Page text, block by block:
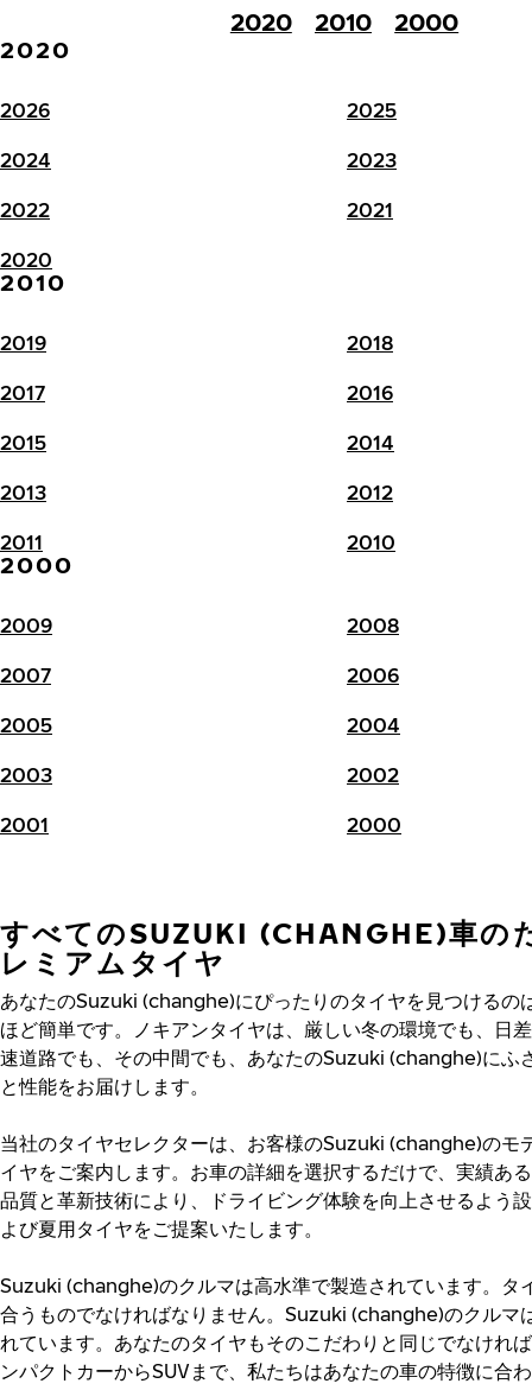
2020 2010 2000
2020
2026 2025
2024 2023
2022 2021
2020
2010
2019 2018
2017 2016
2015 2014
2013 2012
2011 2010
2000
2009 2008
2007 2006
2005 2004
2003 2002
2001 2000
すべてのSUZUKI (CHANGHE)車の
レミアムタイヤ
あなたのSuzuki (changhe)にぴったりのタイヤを見つけるの
ほど簡単です。ノキアンタイヤは、厳しい冬の環境でも、日
速道路でも、その中間でも、あなたのSuzuki (changhe)にふ
と性能をお届けします。
当社のタイヤセレクターは、お客様のSuzuki (changhe)のモ
イヤをご案内します。お車の詳細を選択するだけで、実績あ
品質と革新技術により、ドライビング体験を向上させるよう
よび夏用タイヤをご提案いたします。
Suzuki (changhe)のクルマは高水準で製造されています。タ
合うものでなければなりません。Suzuki (changhe)のクルマ
れています。あなたのタイヤもそのこだわりと同じでなけれ
ンパクトカーからSUVまで、私たちはあなたの車の特徴に合